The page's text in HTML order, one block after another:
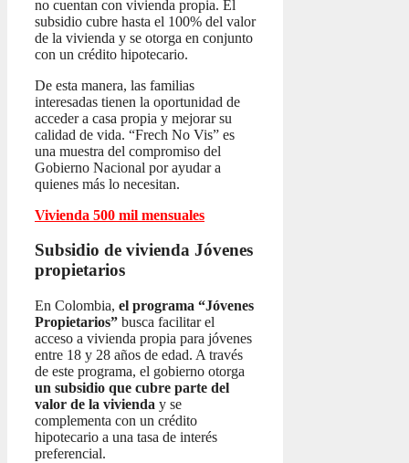
no cuentan con vivienda propia. El
subsidio cubre hasta el 100% del valor
de la vivienda y se otorga en conjunto
con un crédito hipotecario.
De esta manera, las familias
interesadas tienen la oportunidad de
acceder a casa propia y mejorar su
calidad de vida. “Frech No Vis” es
una muestra del compromiso del
Gobierno Nacional por ayudar a
quienes más lo necesitan.
Vivienda 500 mil mensuales
Subsidio de vivienda Jóvenes
propietarios
En Colombia, el programa “Jóvenes
Propietarios” busca facilitar el
acceso a vivienda propia para jóvenes
entre 18 y 28 años de edad. A través
de este programa, el gobierno otorga
un subsidio que cubre parte del
valor de la vivienda y se
complementa con un crédito
hipotecario a una tasa de interés
preferencial.